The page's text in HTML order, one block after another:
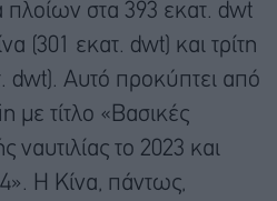
πλοίων στα 393 εκατ. dwt
(301 εκατ. dwt) και τρίτη
dwt). Αυτό προκύπτει από
με τίτλο «Βασικές
ναυτιλίας το 2023 και
Η Κίνα, πάντως,